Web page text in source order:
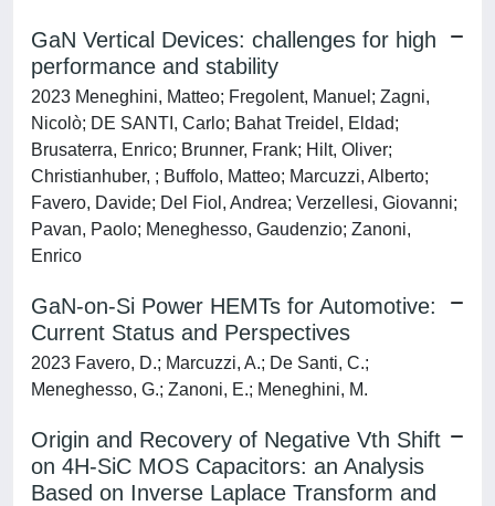
GaN Vertical Devices: challenges for high
performance and stability
2023 Meneghini, Matteo; Fregolent, Manuel; Zagni,
Nicolò; DE SANTI, Carlo; Bahat Treidel, Eldad;
Brusaterra, Enrico; Brunner, Frank; Hilt, Oliver;
Christianhuber, ; Buffolo, Matteo; Marcuzzi, Alberto;
Favero, Davide; Del Fiol, Andrea; Verzellesi, Giovanni;
Pavan, Paolo; Meneghesso, Gaudenzio; Zanoni,
Enrico
GaN-on-Si Power HEMTs for Automotive:
Current Status and Perspectives
2023 Favero, D.; Marcuzzi, A.; De Santi, C.;
Meneghesso, G.; Zanoni, E.; Meneghini, M.
Origin and Recovery of Negative Vth Shift
on 4H-SiC MOS Capacitors: an Analysis
Based on Inverse Laplace Transform and